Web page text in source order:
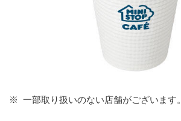
※ 一部取り扱いのない店舗がございます。